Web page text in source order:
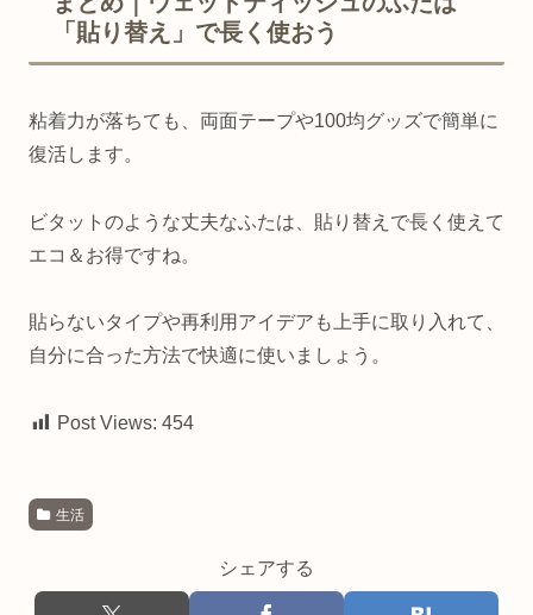
「貼り替え」で長く使おう
粘着力が落ちても、両面テープや100均グッズで簡単に
復活します。
ビタットのような丈夫なふたは、貼り替えで長く使えて
エコ＆お得ですね。
貼らないタイプや再利用アイデアも上手に取り入れて、
自分に合った方法で快適に使いましょう。
Post Views: 454
生活
シェアする